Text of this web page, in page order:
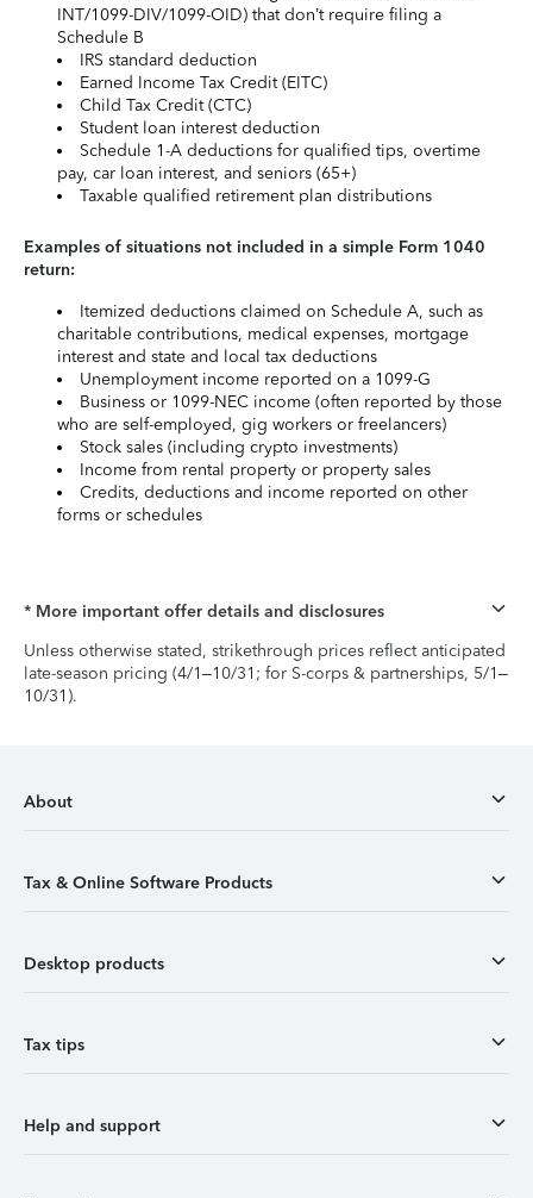
INT/1099-DIV/1099-OID) that don’t require filing a
Schedule B
IRS standard deduction
Earned Income Tax Credit (EITC)
Child Tax Credit (CTC)
Student loan interest deduction
Schedule 1-A deductions for qualified tips, overtime
pay, car loan interest, and seniors (65+)
Taxable qualified retirement plan distributions
Examples of situations not included in a simple Form 1040
return:
Itemized deductions claimed on Schedule A, such as
charitable contributions, medical expenses, mortgage
interest and state and local tax deductions
Unemployment income reported on a 1099-G
Business or 1099-NEC income (often reported by those
who are self-employed, gig workers or freelancers)
Stock sales (including crypto investments)
Income from rental property or property sales
Credits, deductions and income reported on other
forms or schedules
* More important offer details and disclosures
Unless otherwise stated, strikethrough prices reflect anticipated
late-season pricing (4/1–10/31; for S-corps & partnerships, 5/1–
10/31).
About
Tax & Online Software Products
Desktop products
Tax tips
Help and support